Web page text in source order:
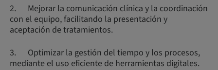
2. Mejorar la comunicación clínica y la coordinación
con el equipo, facilitando la presentación y
aceptación de tratamientos.
3. Optimizar la gestión del tiempo y los procesos,
mediante el uso eficiente de herramientas digitales.